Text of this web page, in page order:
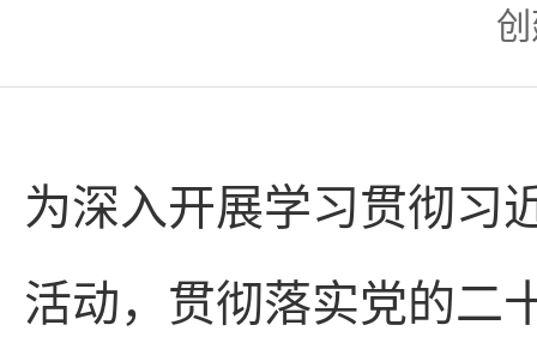
为深入开展学习贯彻习
活动，贯彻落实党的二